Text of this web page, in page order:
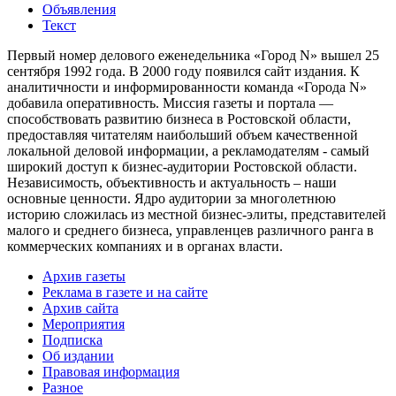
Объявления
Текст
Первый номер делового еженедельника «Город N» вышел 25
сентября 1992 года. В 2000 году появился сайт издания. К
аналитичности и информированности команда «Города N»
добавила оперативность. Миссия газеты и портала —
способствовать развитию бизнеса в Ростовской области,
предоставляя читателям наибольший объем качественной
локальной деловой информации, а рекламодателям - самый
широкий доступ к бизнес-аудитории Ростовской области.
Независимость, объективность и актуальность – наши
основные ценности. Ядро аудитории за многолетнюю
историю сложилась из местной бизнес-элиты, представителей
малого и среднего бизнеса, управленцев различного ранга в
коммерческих компаниях и в органах власти.
Архив газеты
Реклама в газете и на сайте
Архив сайта
Мероприятия
Подписка
Об издании
Правовая информация
Разное